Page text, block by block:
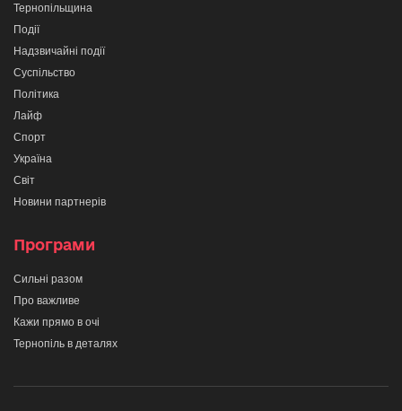
Тернопільщина
Події
Надзвичайні події
Суспільство
Політика
Лайф
Спорт
Україна
Світ
Новини партнерів
Програми
Сильні разом
Про важливе
Кажи прямо в очі
Тернопіль в деталях